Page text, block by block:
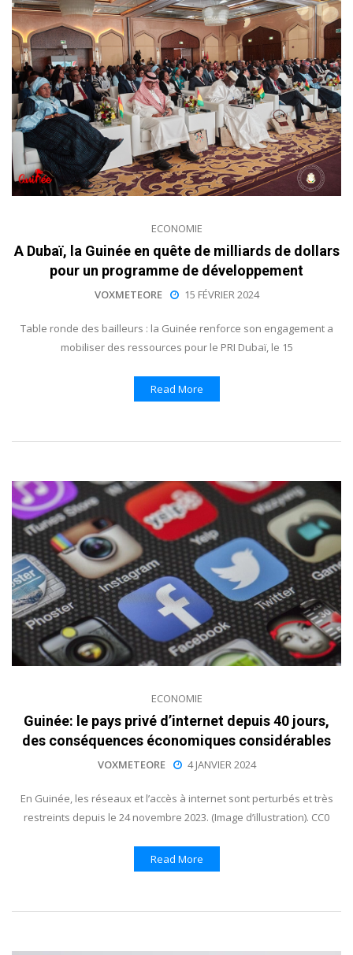
ECONOMIE
A Dubaï, la Guinée en quête de milliards de dollars
pour un programme de développement
VOXMETEORE 15 FÉVRIER 2024
Table ronde des bailleurs : la Guinée renforce son engagement a
mobiliser des ressources pour le PRI Dubaï, le 15
Read More
ECONOMIE
Guinée: le pays privé d’internet depuis 40 jours,
des conséquences économiques considérables
VOXMETEORE 4 JANVIER 2024
En Guinée, les réseaux et l’accès à internet sont perturbés et très
restreints depuis le 24 novembre 2023. (Image d’illustration). CC0
Read More